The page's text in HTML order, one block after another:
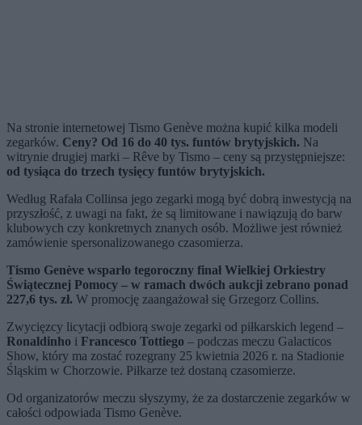
Na stronie internetowej Tismo Genève można kupić kilka modeli
zegarków. Ceny? Od 16 do 40 tys. funtów brytyjskich. Na
witrynie drugiej marki – Rêve by Tismo – ceny są przystępniejsze:
od tysiąca do trzech tysięcy funtów brytyjskich.
Według Rafała Collinsa jego zegarki mogą być dobrą inwestycją na
przyszłość, z uwagi na fakt, że są limitowane i nawiązują do barw
klubowych czy konkretnych znanych osób. Możliwe jest również
zamówienie spersonalizowanego czasomierza.
Tismo Genève wsparło tegoroczny finał Wielkiej Orkiestry
Świątecznej Pomocy – w ramach dwóch aukcji zebrano ponad
227,6 tys. zł. W promocję zaangażował się Grzegorz Collins.
Zwycięzcy licytacji odbiorą swoje zegarki od piłkarskich legend –
Ronaldinho i Francesco Tottiego – podczas meczu Galacticos
Show, który ma zostać rozegrany 25 kwietnia 2026 r. na Stadionie
Śląskim w Chorzowie. Piłkarze też dostaną czasomierze.
Od organizatorów meczu słyszymy, że za dostarczenie zegarków w
całości odpowiada Tismo Genève.